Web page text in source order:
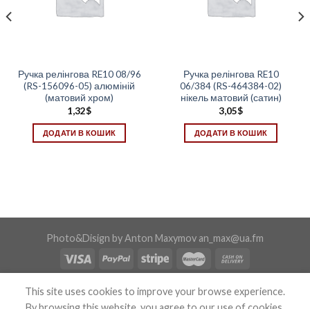
Ручка релінгова RE10 08/96
(RS-156096-05) алюміній
(матовий хром)
1,32$
ДОДАТИ В КОШИК
Ручка релінгова RE10
06/384 (RS-464384-02)
нікель матовий (сатин)
3,05$
ДОДАТИ В КОШИК
Photo&Disign by Anton Maxymov an_max@ua.fm
This site uses cookies to improve your browse experience.